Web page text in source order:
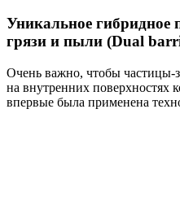
Уникальное
грязи и пыли (Dual
Очень важно, чтобы частицы-
на внутренних поверхностях
впервые была применена